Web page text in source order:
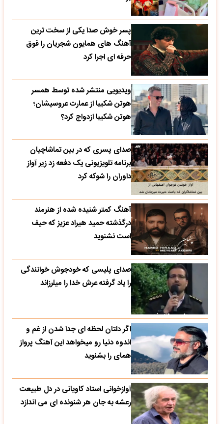
پسر خوش صدا یکی از سخت ترین
آهنگ های همایون شجریان را فوق
حرفه ای اجرا کرد
ویدیویی منتشر شده توسط همسر
هوتن شکیبا از عمارت عروسیشان؛
هوتن شکیبا ازدواج کرد؟
صدای پسری که در بین تماشاچیان
برنامه تلویزیونی یک دفعه زد زیر آواز
داوران را شوکه کرد
آهنگ کمتر شنیده شده از هنرمند
درگذشته حمید هیراد عزیز که حیف
است نشنوید
صدای پلیسی که خودجوش خوانندگی
را یاد گرفته عرش خدا را میلرزاند
اگر دلتان لحظه ای جدا شدن از غم و
اندوه دنیا رو میخواهد این آهنگ پرواز
همای را بشنوید
آوازخوانی استاد کاویانی در دل طبیعت
رعشه به جان هر شنونده ای می اندازد